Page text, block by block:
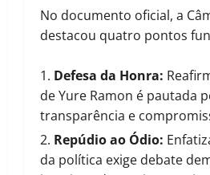
No documento oficial, a
destacou quatro pontos
Defesa da Honra:
de Yure Ramon é pautada
transparência e
Repúdio ao Ódio:
da política exige debate